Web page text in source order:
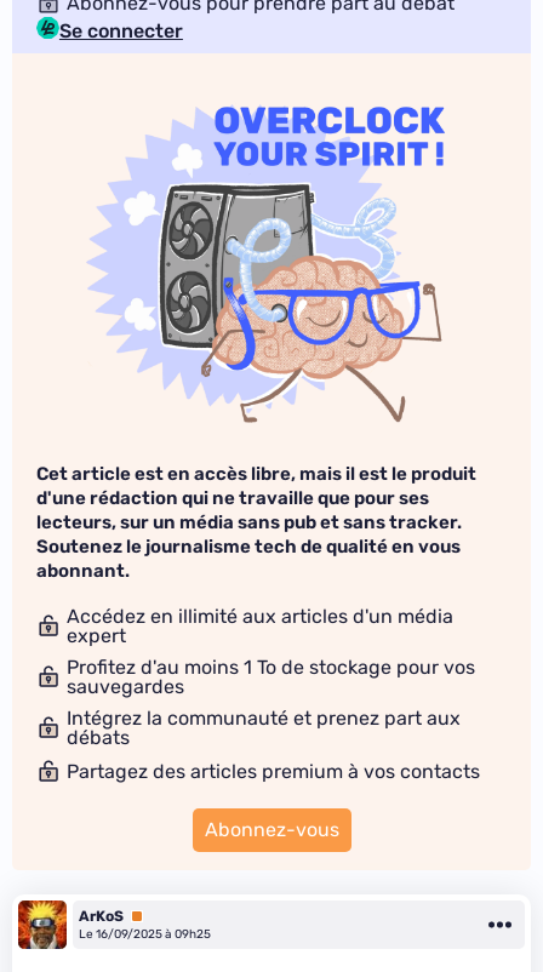
Se connecter
Cet article est en accès libre, mais il est le produit
d'une rédaction qui ne travaille que pour ses
lecteurs, sur un média sans pub et sans tracker.
Soutenez le journalisme tech de qualité en vous
abonnant.
Accédez en illimité aux articles d'un média
expert
Profitez d'au moins 1 To de stockage pour vos
sauvegardes
Intégrez la communauté et prenez part aux
débats
Partagez des articles premium à vos contacts
Abonnez-vous
ArKoS Premium
Le 16/09/2025 à 09h25